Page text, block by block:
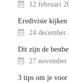
12 februari
Eredivisie kijken
24 december
Dit zijn de
27 november
3 tips om je voor